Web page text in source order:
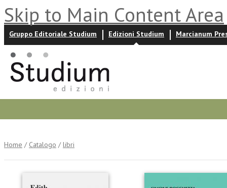
Skip to Main Content Area
Gruppo Editoriale Studium Edizioni Studium Marcianum
Home / Catalogo / libri